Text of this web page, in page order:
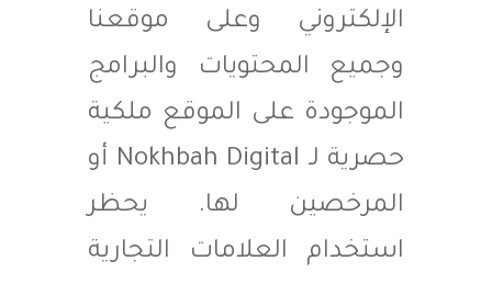
الإلكتروني وعلى موقعنا
وجميع المحتويات والبرامج
الموجودة على الموقع ملكية
حصرية لـ Nokhbah Digital أو
المرخصين لها. يحظر
استخدام العلامات التجارية